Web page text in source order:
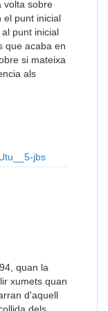
volta sobre
el punt inicial
punt inicial
que acaba en
si mateixa
als
jbs
quan la
xumets quan
d'aquell